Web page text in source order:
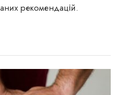
рекомендацій.